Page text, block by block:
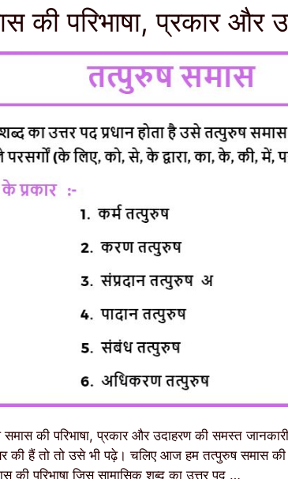
की परिभाषा, प्रकार और
की परिभाषा, प्रकार और उदाहरण की समस्त
की हैं तो तो उसे भी पढ़े। चलिए आज हम तत्पुरुष समास
परिभाषा जिस सामासिक शब्द का उत्तर पद …